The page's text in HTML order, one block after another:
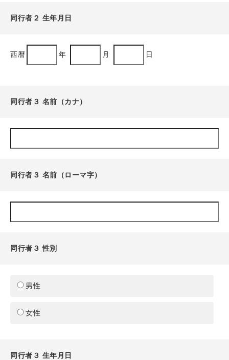
同行者２ 生年月日
西暦 年 月 日
同行者３ 名前（カナ）
同行者３ 名前（ローマ字）
同行者３ 性別
男性
女性
同行者３ 生年月日